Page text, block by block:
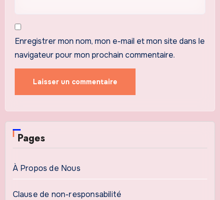
Enregistrer mon nom, mon e-mail et mon site dans le
navigateur pour mon prochain commentaire.
Pages
À Propos de Nous
Clause de non-responsabilité